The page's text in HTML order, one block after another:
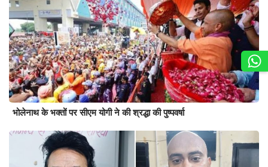
भोलेनाथ के भक्तों पर सीएम योगी ने की श्रद्धा की पुष्पवर्षा